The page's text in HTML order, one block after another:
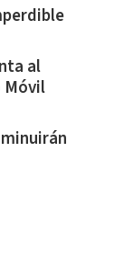
al
Móvil